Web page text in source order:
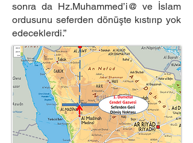
sonra da Hz.Muhammed’i@ ve İslam
ordusunu seferden dönüşte kıstırıp yok
edeceklerdi.”